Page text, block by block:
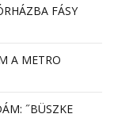
FÁSY
A METRO
˝BÜSZKE